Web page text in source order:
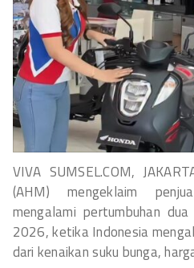
VIVA SUMSEL.COM,
(AHM) mengeklaim
mengalami pertumbuhan
2026, ketika Indonesia
dari kenaikan suku bunga,